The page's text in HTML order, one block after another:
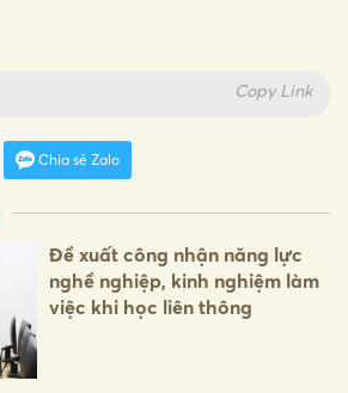
Copy Link
Chia sẻ Zalo
Đề xuất công nhận năng lực
nghề nghiệp, kinh nghiệm làm
việc khi học liên thông